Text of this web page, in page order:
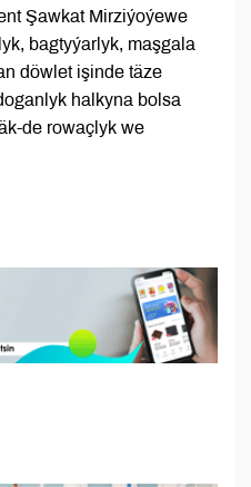
Şawkat Mirziýoýewe
bagtyýarlyk, maşgala
döwlet işinde täze
halkyna bolsa
de rowaçlyk we